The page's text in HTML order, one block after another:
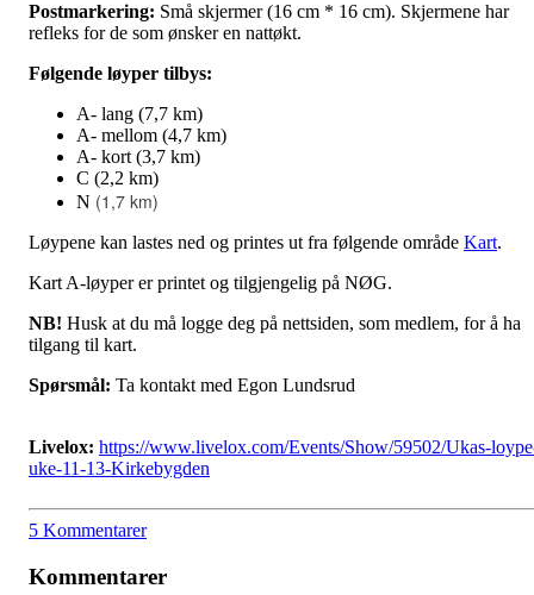
Postmarkering: Små skjermer (16 cm * 16 cm). Skjermene har
refleks for de som ønsker en nattøkt.
Følgende løyper tilbys:
A- lang (7,7 km)
A- mellom (4,7 km)
A- kort (3,7 km)
C (2,2 km)
N (1,7 km)
Løypene kan lastes ned og printes ut fra følgende område Kart.
Kart A-løyper er printet og tilgjengelig på NØG.
NB! Husk at du må logge deg på nettsiden, som medlem, for å ha
tilgang til kart.
Spørsmål: Ta kontakt med Egon Lundsrud
Livelox: https://www.livelox.com/Events/Show/59502/Ukas-
uke-11-13-Kirkebygden
5 Kommentarer
Kommentarer